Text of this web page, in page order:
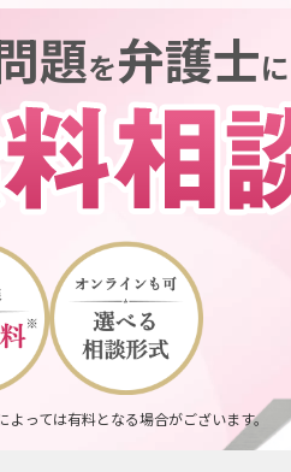
題を弁護士に
っては有料となる場合がございます。